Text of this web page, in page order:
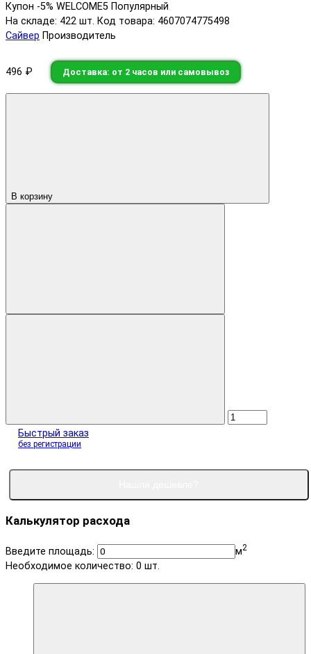
Купон -5% WELCOME5 Популярный
На складе: 422 шт. Код товара: 4607074775498
Сайвер Производитель
496 ₽ Доставка: от 2 часов или самовывоз
В корзину
Быстрый заказ
без регистрации
Калькулятор расхода
Введите площадь: м2
Необходимое количество: 0 шт.